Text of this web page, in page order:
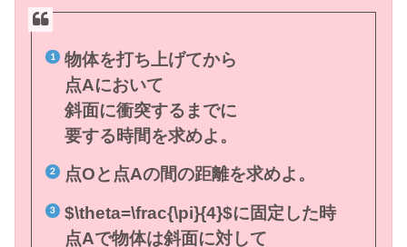
物体を打ち上げてから
点Aにおいて
斜面に衝突するまでに
要する時間を求めよ。
点Oと点Aの間の距離を求めよ。
$\theta=\frac{\pi}{4}$に固定した時
点Aで物体は斜面に対して